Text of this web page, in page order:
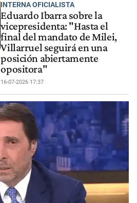
INTERNA OFICIALISTA
Eduardo Ibarra sobre la
vicepresidenta: "Hasta el
final del mandato de Milei,
Villarruel seguirá en una
posición abiertamente
opositora"
16-07-2026 17:37